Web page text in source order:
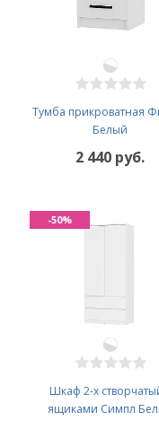
Тумба прикроватная
Белый
2 440 руб.
Шкаф 2-х
ящиками Симпл
-50%